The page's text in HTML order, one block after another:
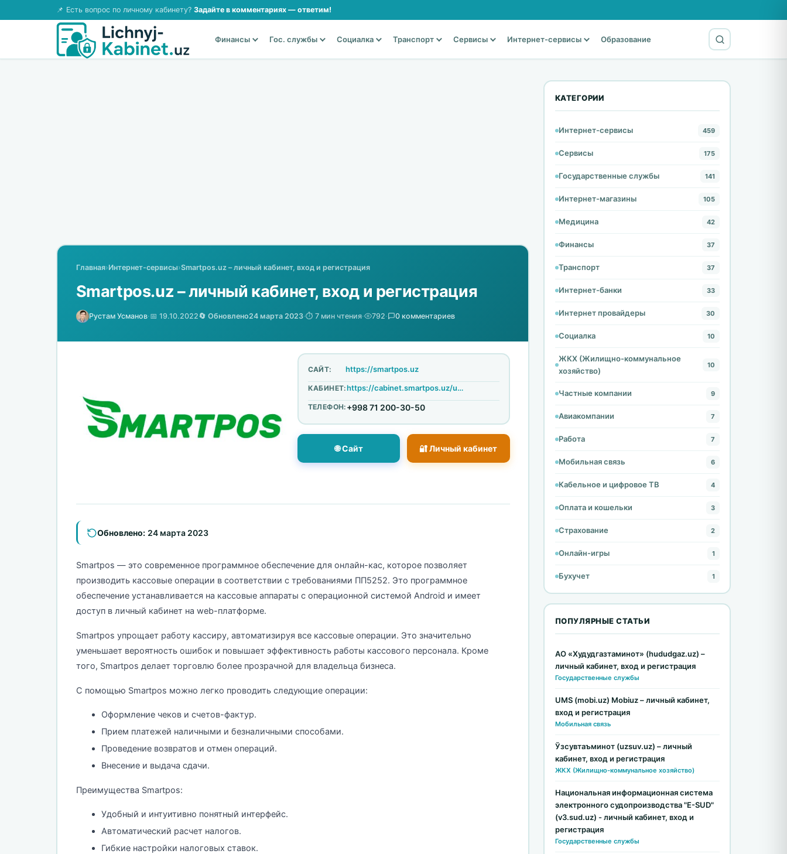
📌 Есть вопрос по личному кабинету? Задайте в комментариях — ответим!
Финансы Гос. службы Социалка Транспорт Сервисы Интернет-сервисы Образование
Главная›Интернет-сервисы›Smartpos.uz – личный кабинет, вход и регистрация
Smartpos.uz – личный кабинет, вход и регистрация
Рустам Усманов·📅 19.10.2022🔄 Обновлено24 марта 2023·⏱️ 7 мин чтения· 792· 0 комментариев
САЙТ: https://smartpos.uz
КАБИНЕТ: https://cabinet.smartpos.uz/user/auth
ТЕЛЕФОН: +998 71 200-30-50
🌐 Сайт 🔐 Личный кабинет
Обновлено: 24 марта 2023
Smartpos — это современное программное обеспечение для онлайн-кас, которое позволяет
производить кассовые операции в соответствии с требованиями ПП5252. Это программное
обеспечение устанавливается на кассовые аппараты с операционной системой Android и имеет
доступ в личный кабинет на web-платформе.
Smartpos упрощает работу кассиру, автоматизируя все кассовые операции. Это значительно
уменьшает вероятность ошибок и повышает эффективность работы кассового персонала. Кроме
того, Smartpos делает торговлю более прозрачной для владельца бизнеса.
С помощью Smartpos можно легко проводить следующие операции:
Оформление чеков и счетов-фактур.
Прием платежей наличными и безналичными способами.
Проведение возвратов и отмен операций.
Внесение и выдача сдачи.
Преимущества Smartpos:
Удобный и интуитивно понятный интерфейс.
Автоматический расчет налогов.
Гибкие настройки налоговых ставок.
КАТЕГОРИИ
Интернет-сервисы 459
Сервисы 175
Государственные службы 141
Интернет-магазины 105
Медицина 42
Финансы 37
Транспорт 37
Интернет-банки 33
Интернет провайдеры 30
Социалка 10
ЖКХ (Жилищно-коммунальное
хозяйство)
10
Частные компании 9
Авиакомпании 7
Работа 7
Мобильная связь 6
Кабельное и цифровое ТВ 4
Оплата и кошельки 3
Страхование 2
Онлайн-игры 1
Бухучет 1
ПОПУЛЯРНЫЕ СТАТЬИ
АО «Худудгазтаминот» (hududgaz.uz) –
личный кабинет, вход и регистрация
Государственные службы
UMS (mobi.uz) Mobiuz – личный кабинет,
вход и регистрация
Мобильная связь
Ўзсувтаъминот (uzsuv.uz) – личный
кабинет, вход и регистрация
ЖКХ (Жилищно-коммунальное хозяйство)
Национальная информационная система
электронного судопроизводства "E-SUD"
(v3.sud.uz) - личный кабинет, вход и
регистрация
Государственные службы